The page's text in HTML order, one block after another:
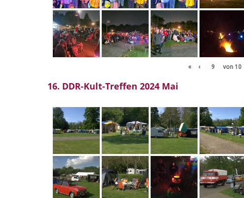
« ‹ von10
16. DDR-Kult-Treffen 2024 Mai